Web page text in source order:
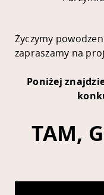
Życzymy
zapraszamy na
Poniżej
TAM,